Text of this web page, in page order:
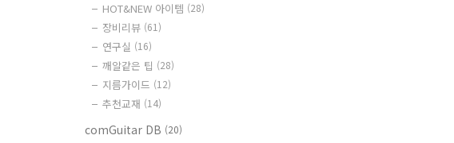
HOT&NEW 아이템 (28)
장비리뷰 (61)
연구실 (16)
깨알같은 팁 (28)
지름가이드 (12)
추천교재 (14)
comGuitar DB (20)